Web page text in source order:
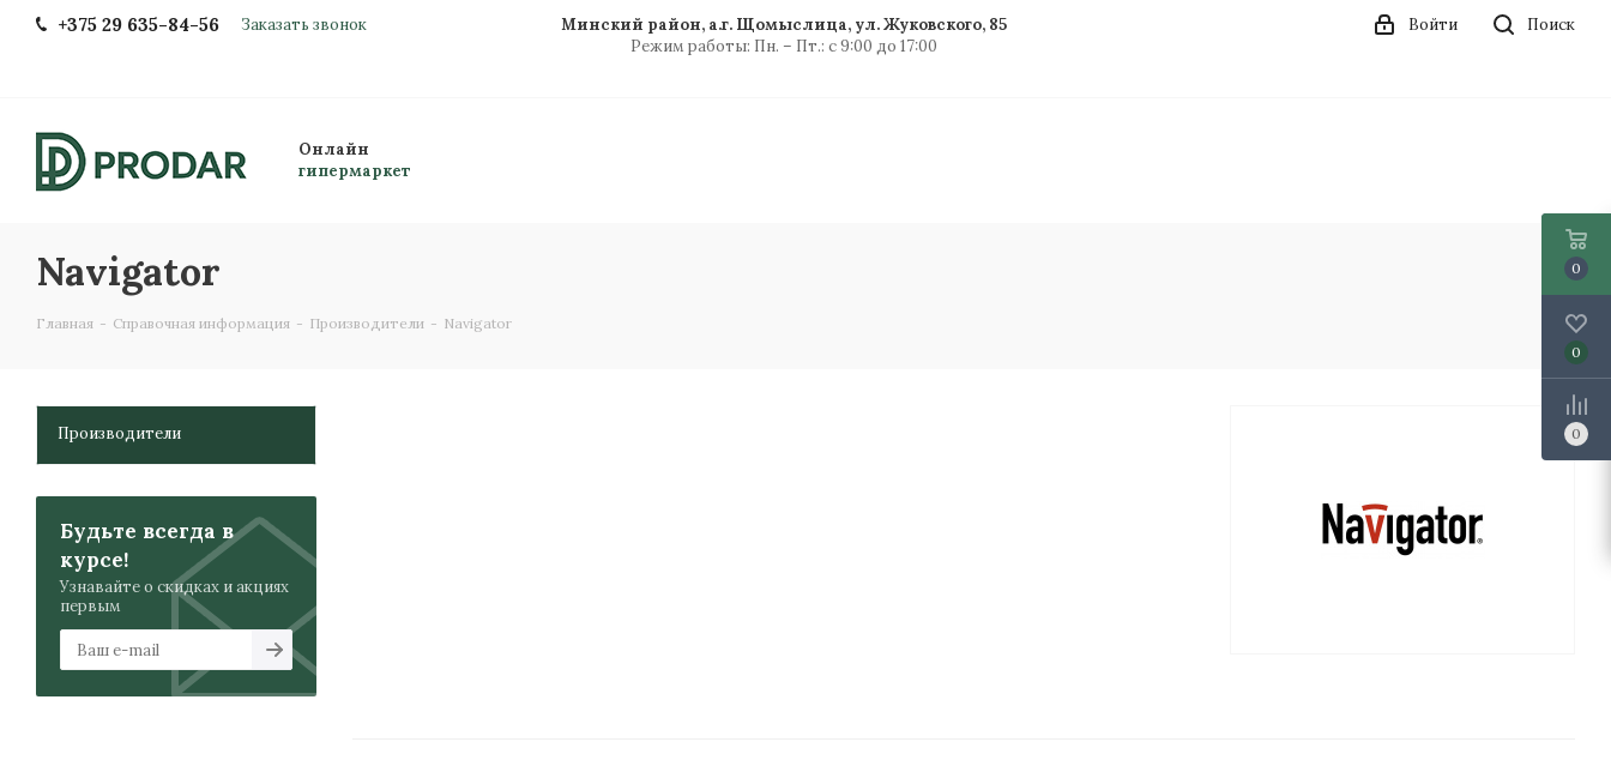
+375 29 635-84-56 Заказать звонок
Минский район, а.г. Щомыслица, ул. Жуковского, 85
Режим работы: Пн. – Пт.: с 9:00 до 17:00
Поиск
Войти
Онлайн
гипермаркет
Navigator
Главная - Справочная информация - Производители - Navigator
Производители
Будьте всегда в
курсе!
Узнавайте о скидках и акциях
первым
0
0
0